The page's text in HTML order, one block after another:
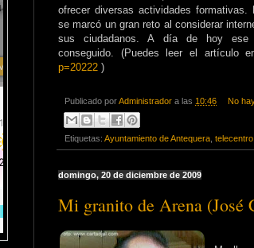
ofrecer diversas actividades formativas.
se marcó un gran reto al considerar
sus ciudadanos. A día de hoy ese
conseguido. (Puedes leer el artículo
p=20222 )
Publicado porAdministrador a las 10:46 No
Etiquetas: Ayuntamiento de Antequera telecentro
domingo, 20 de diciembre de 2009
Mi granito de Arena (José